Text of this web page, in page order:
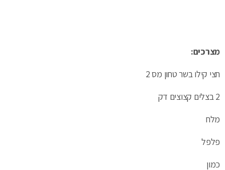
מצרכים:
חצי קילו בשר טחון מס 2
2 בצלים קצוצים דק
מלח
פלפל
כמון